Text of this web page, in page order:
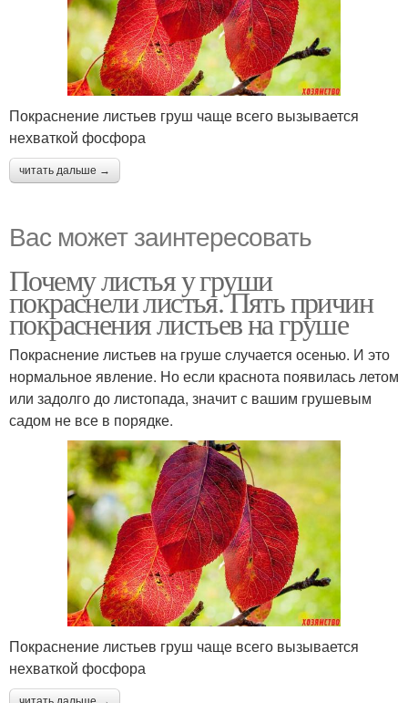
Покраснение листьев груш чаще всего вызывается
нехваткой фосфора
читать дальше →
Вас может заинтересовать
Почему листья у груши
покраснели листья. Пять причин
покраснения листьев на груше
Покраснение листьев на груше случается осенью. И это
нормальное явление. Но если краснота появилась летом
или задолго до листопада, значит с вашим грушевым
садом не все в порядке.
Покраснение листьев груш чаще всего вызывается
нехваткой фосфора